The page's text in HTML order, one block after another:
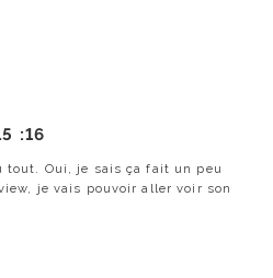
:16
tout. Oui, je sais ça fait un peu
je vais pouvoir aller voir son